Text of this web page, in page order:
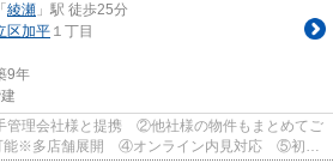
「 綾瀬 」駅 徒歩25分
区加平 １丁目
9年
管理会社様と提携 ②他社様の物件もまとめてご
能※多店舗展開 ④オンライン内見対応 ⑤初期